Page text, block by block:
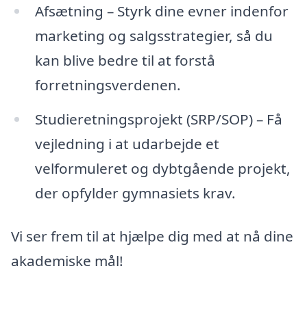
Afsætning – Styrk dine evner indenfor
marketing og salgsstrategier, så du
kan blive bedre til at forstå
forretningsverdenen.
Studieretningsprojekt (SRP/SOP) – Få
vejledning i at udarbejde et
velformuleret og dybtgående projekt,
der opfylder gymnasiets krav.
Vi ser frem til at hjælpe dig med at nå dine
akademiske mål!